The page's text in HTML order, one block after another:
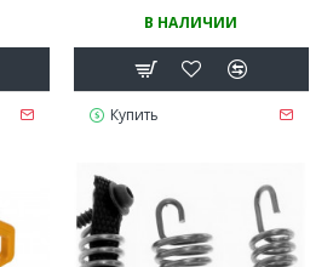
В НАЛИЧИИ
Купить